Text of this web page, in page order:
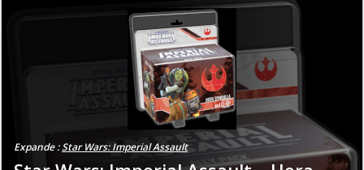
Expande :Star Wars: Imperial Assault